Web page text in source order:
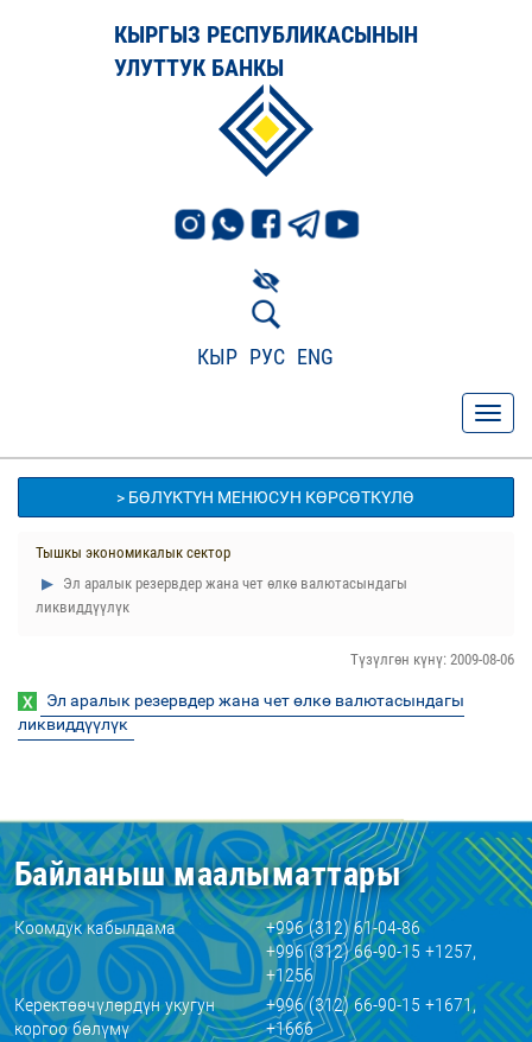
КЫРГЫЗ РЕСПУБЛИКАСЫНЫН
УЛУТТУК БАНКЫ
КЫР РУС ENG
> БӨЛҮКТҮН МЕНЮСУН КӨРСӨТКҮЛӨ
Тышкы экономикалык сектор
Эл аралык резервдер жана чет өлкө валютасындагы
ликвиддүүлүк
Түзүлгөн күнү: 2009-08-06
Эл аралык резервдер жана чет өлкө валютасындагы
ликвиддүүлүк
Байланыш маалыматтары
Коомдук кабылдама
+996 (312) 61-04-86
+996 (312) 66-90-15 +1257,
+1256
Керектөөчүлөрдүн укугун
коргоо бөлүмү
+996 (312) 66-90-15 +1671,
+1666